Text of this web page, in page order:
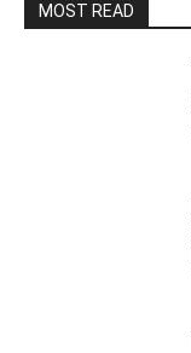
MOST READ